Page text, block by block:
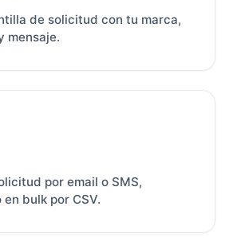
de solicitud con tu marca,
mensaje.
por email o SMS,
bulk por CSV.